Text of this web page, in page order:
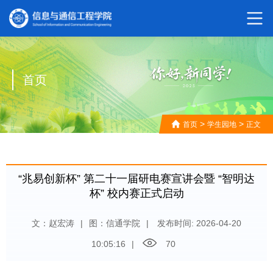
首页
首页 > 学生园地 > 正文
“兆易创新杯” 第二十一届研电赛宣讲会暨 “智明达
杯” 校内赛正式启动
文：赵宏涛 | 图：信通学院 | 发布时间: 2026-04-20
10:05:16 | 70